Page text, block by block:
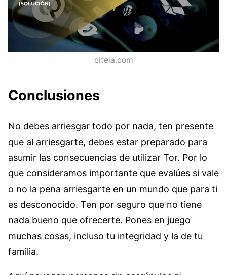
citeia.com
Conclusiones
No debes arriesgar todo por nada, ten presente
que al arriesgarte, debes estar preparado para
asumir las consecuencias de utilizar Tor. Por lo
que consideramos importante que evalúes si vale
o no la pena arriesgarte en un mundo que para ti
es desconocido. Ten por seguro que no tiene
nada bueno que ofrecerte. Pones en juego
muchas cosas, incluso tu integridad y la de tu
familia.